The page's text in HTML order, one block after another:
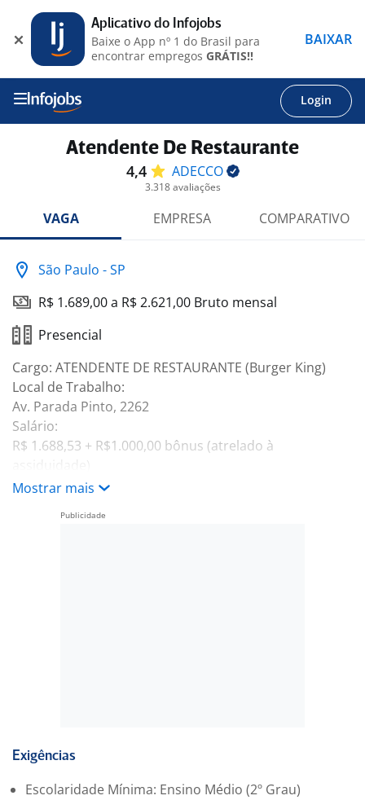
Login
Atendente De Restaurante
4,4 ADECCO
3.318 avaliações
VAGA EMPRESA COMPARATIVO
São Paulo - SP
R$ 1.689,00 a R$ 2.621,00 Bruto mensal
Presencial
Cargo: ATENDENTE DE RESTAURANTE (Burger King)
Local de Trabalho:
Av. Parada Pinto, 2262
Salário:
R$ 1.688,53 + R$1.000,00 bônus (atrelado à
Vale Transporte
empresa;
Mostrar mais
Exigências
Escolaridade Mínima: Ensino Médio (2º Grau)
Aplicativo do Infojobs
Baixe o App nº 1 do Brasil para
encontrar empregos GRÁTIS!!
BAIXAR